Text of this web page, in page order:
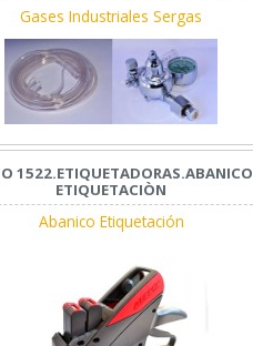
Gases Industriales Sergas
1522.ETIQUETADORAS.ABANICO
ETIQUETACIÒN
Abanico Etiquetación